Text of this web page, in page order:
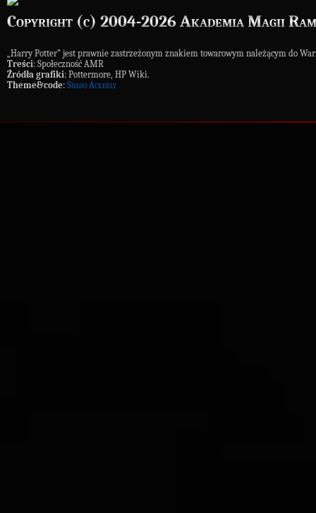
Copyright (c) 2004-2026 Akademia Magii
„Harry Potter” jest prawnie zastrzeżonym znakiem towarowym należącym do
Treści: Społeczność AMR
Źródła grafiki: Pottermore, HP Wiki.
Theme&code: Shado Ackerly